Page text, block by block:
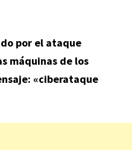
por el ataque
máquinas de los
«ciberataque